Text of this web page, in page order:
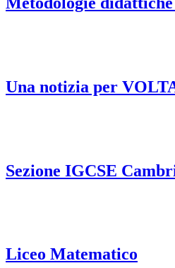
Una notizia per
Sezione IGCSE
Liceo Matematico